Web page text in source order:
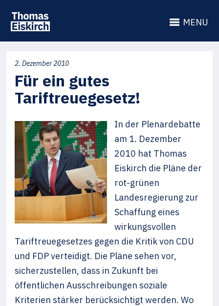
MENU
2. Dezember 2010
Für ein gutes
Tariftreuegesetz!
In der Plenardebatte
am 1. Dezember
2010 hat Thomas
Eiskirch die Pläne der
rot-grünen
Landesregierung zur
Schaffung eines
wirkungsvollen
Tariftreuegesetzes gegen die Kritik von CDU
und FDP verteidigt. Die Pläne sehen vor,
sicherzustellen, dass in Zukunft bei
öffentlichen Ausschreibungen soziale
Kriterien stärker berücksichtigt werden. Wo